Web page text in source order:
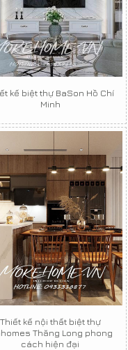
kế biệt thự BaSon Hồ Chí
Minh
Thiết kế nội thất biệt thự
Thăng Long phong
cách hiện đại